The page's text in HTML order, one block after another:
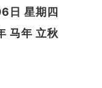
日 星期四
马年 立秋